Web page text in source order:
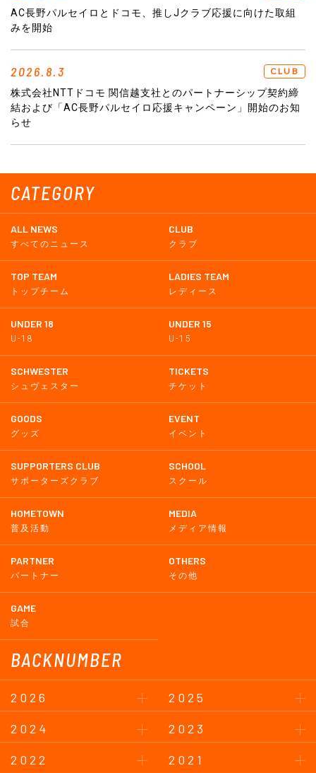
CATEGORY
ALL NEWS
すべてのニュース
CLUB
クラブ
TOP TEAM
トップチーム
LADIES TEAM
レディース
UNDER 18
U-18
UNDER 15
U-15
SCHWESTER
シュヴェスター
TICKETS
チケット
GOODS
グッズ
EVENT
イベント
SUPPORTERS CLUB
サポーターズクラブ
SCHOOL
スクール
HOMETOWN
普及活動
MEDIA
メディア情報
PARTNER
パートナー
OTHERS
その他
GAME
試合
BACKNUMBER
2026
2025
2024
2023
2022
2021
AC長野パルセイロとドコモ、推しJクラブ応援に向けた取組
みを開始
2026.8.3 CLUB
株式会社NTTドコモ 関信越支社とのパートナーシップ契約締
結および「AC長野パルセイロ応援キャンペーン」開始のお知
らせ